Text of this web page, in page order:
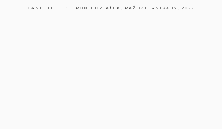
CANETTE PONIEDZIAŁEK, PAŹDZIERNIKA 17, 2022